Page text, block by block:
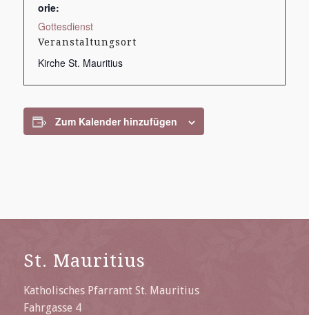
orie:
Gottesdienst
Veranstaltungsort
Kirche St. Mauritius
Zum Kalender hinzufügen
St. Mauritius
Katholisches Pfarramt St. Mauritius
Fahrgasse 4